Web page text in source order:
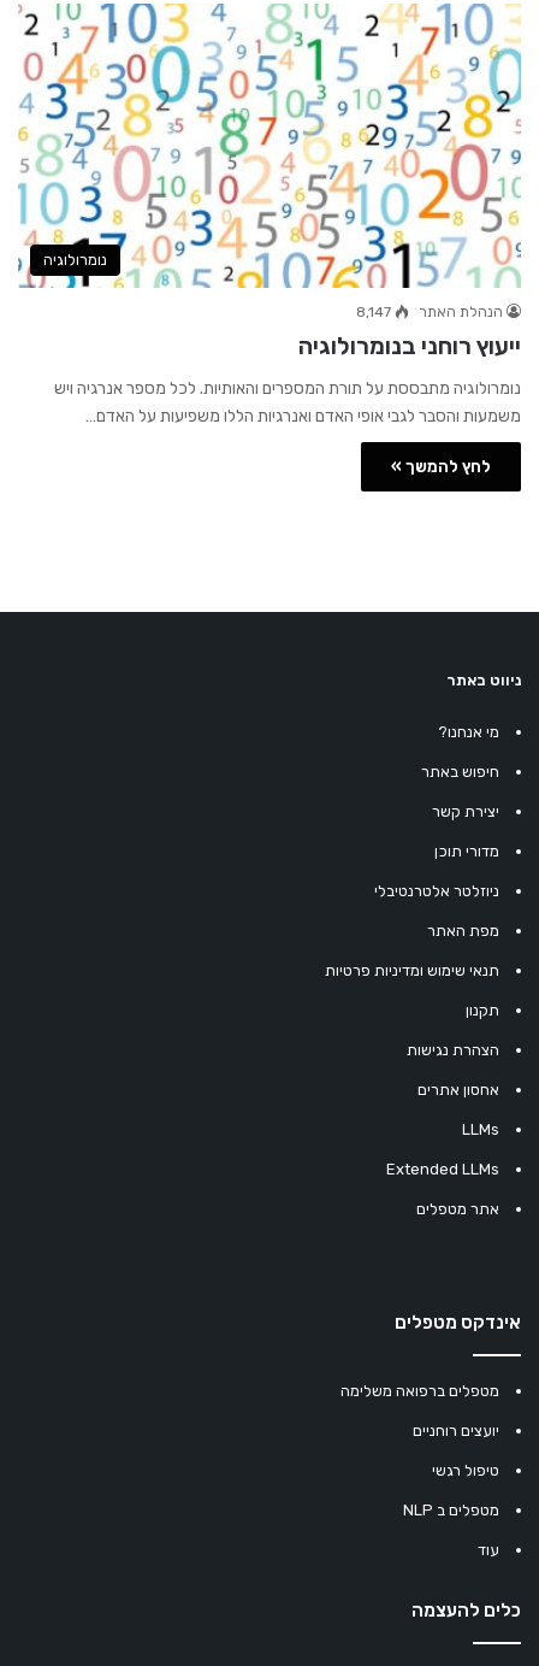
נומרולוגיה
הנהלת האתר 8,147
ייעוץ רוחני בנומרולוגיה
נומרולוגיה מתבססת על תורת המספרים והאותיות. לכל מספר אנרגיה ויש
משמעות והסבר לגבי אופי האדם ואנרגיות הללו משפיעות על האדם…
לחץ להמשך »
ניווט באתר
מי אנחנו?
חיפוש באתר
יצירת קשר
מדורי תוכן
ניוזלטר אלטרנטיבלי
מפת האתר
תנאי שימוש ומדיניות פרטיות
תקנון
הצהרת נגישות
אחסון אתרים
LLMs
Extended LLMs
אתר מטפלים
אינדקס מטפלים
מטפלים ברפואה משלימה
יועצים רוחניים
טיפול רגשי
מטפלים ב NLP
עוד
כלים להעצמה